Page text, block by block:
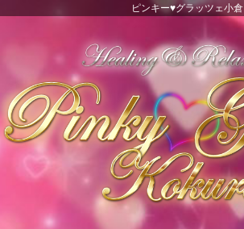
ピンキー♥グラッツェ小倉